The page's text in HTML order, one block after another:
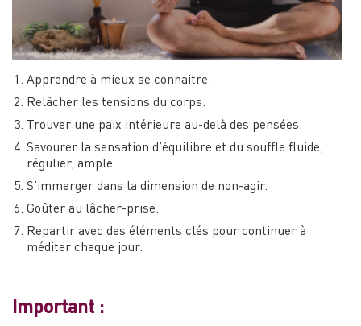
Apprendre à mieux se connaitre.
Relâcher les tensions du corps.
Trouver une paix intérieure au-delà des pensées.
Savourer la sensation d’équilibre et du souffle fluide,
régulier, ample.
S’immerger dans la dimension de non-agir.
Goûter au lâcher-prise.
Repartir avec des éléments clés pour continuer à
méditer chaque jour.
Important :